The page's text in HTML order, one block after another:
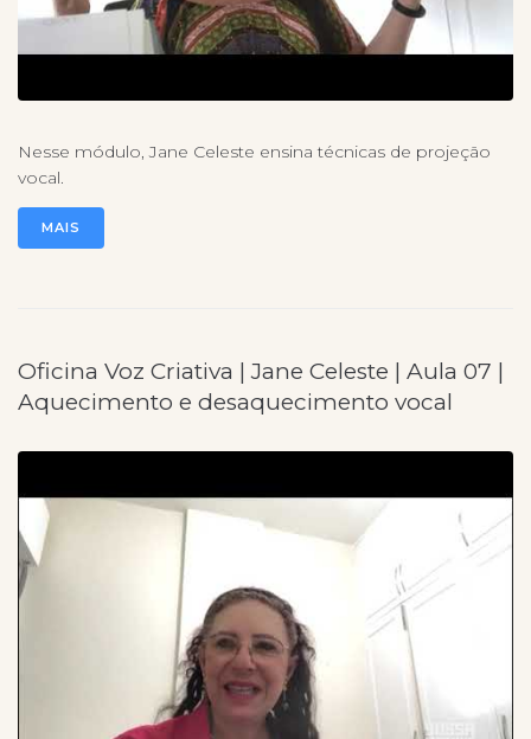
Nesse módulo, Jane Celeste ensina técnicas de projeção
vocal.
MAIS
Oficina Voz Criativa | Jane Celeste | Aula 07 |
Aquecimento e desaquecimento vocal